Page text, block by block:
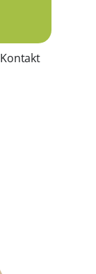
Kontakt